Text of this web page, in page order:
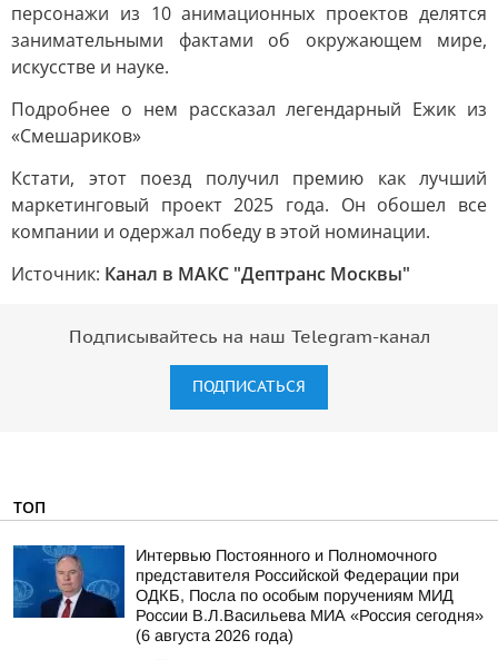
персонажи из 10 анимационных проектов делятся
занимательными фактами об окружающем мире,
искусстве и науке.
Подробнее о нем рассказал легендарный Ежик из
«Смешариков»
Кстати, этот поезд получил премию как лучший
маркетинговый проект 2025 года. Он обошел все
компании и одержал победу в этой номинации.
Источник: Канал в МАКС "Дептранс Москвы"
Подписывайтесь на наш Telegram-канал
ПОДПИСАТЬСЯ
ТОП
Интервью Постоянного и Полномочного
представителя Российской Федерации при
ОДКБ, Посла по особым поручениям МИД
России В.Л.Васильева МИА «Россия сегодня»
(6 августа 2026 года)